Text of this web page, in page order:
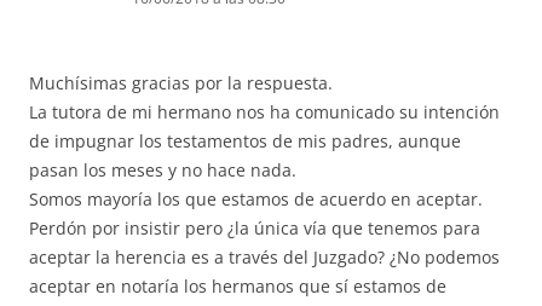
Muchísimas gracias por la respuesta.
La tutora de mi hermano nos ha comunicado su intención
de impugnar los testamentos de mis padres, aunque
pasan los meses y no hace nada.
Somos mayoría los que estamos de acuerdo en aceptar.
Perdón por insistir pero ¿la única vía que tenemos para
aceptar la herencia es a través del Juzgado? ¿No podemos
aceptar en notaría los hermanos que sí estamos de